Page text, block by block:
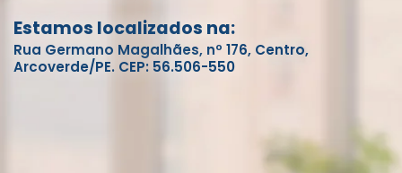
Estamos localizados na:
Rua Germano Magalhães, nº 176, Centro,
Arcoverde/PE. CEP: 56.506-550